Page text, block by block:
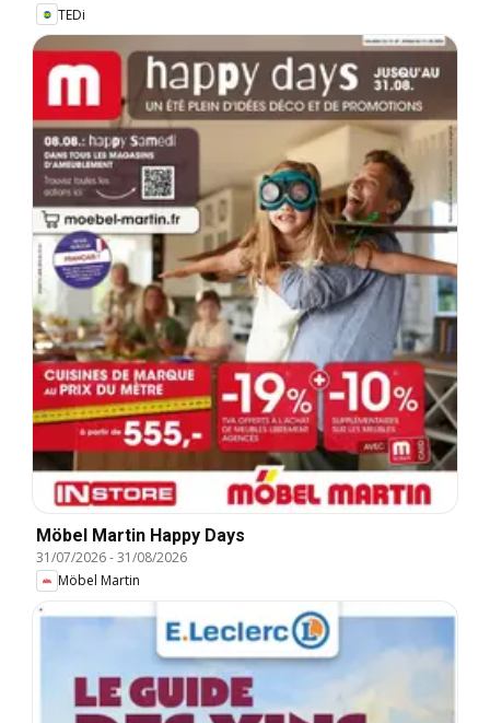
TEDi
Möbel Martin Happy Days
31/07/2026-31/08/2026
Möbel Martin